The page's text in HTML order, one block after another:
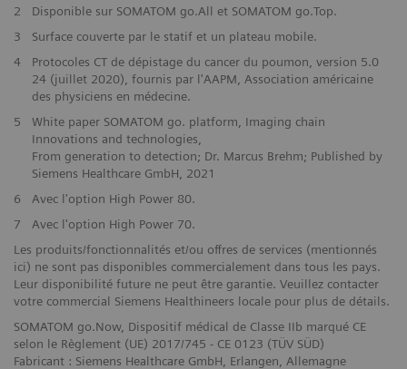
2
Disponible sur SOMATOM go.All et SOMATOM go.Top.
3
Surface couverte par le statif et un plateau mobile.
4
Protocoles CT de dépistage du cancer du poumon, version 5.0
24 (juillet 2020), fournis par l'AAPM, Association américaine
des physiciens en médecine.
5
White paper SOMATOM go. platform, Imaging chain
Innovations and technologies,
From generation to detection; Dr. Marcus Brehm; Published by
Siemens Healthcare GmbH, 2021
6
Avec l'option High Power 80.
​7
Avec l'option High Power 70.
Les produits/fonctionnalités et/ou offres de services (mentionnés
ici) ne sont pas disponibles commercialement dans tous les pays.
Leur disponibilité future ne peut être garantie. Veuillez contacter
votre commercial Siemens Healthineers locale pour plus de détails.
SOMATOM go.Now, Dispositif médical de Classe IIb marqué CE
selon le Règlement (UE) 2017/745 - CE 0123 (TÜV SÜD)
Fabricant : Siemens Healthcare GmbH, Erlangen, Allemagne